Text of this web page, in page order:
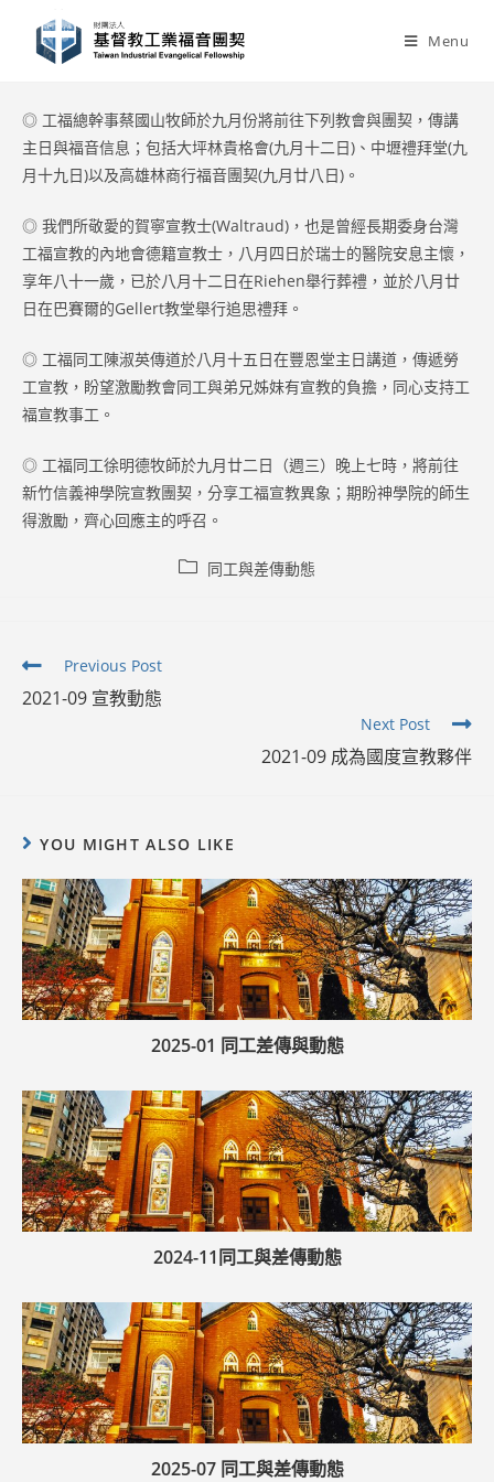
content
Menu
◎ 工福總幹事蔡國山牧師於九月份將前往下列教會與團契，傳講
主日與福音信息；包括大坪林貴格會(九月十二日)、中壢禮拜堂(九
月十九日)以及高雄林商行福音團契(九月廿八日)。
◎ 我們所敬愛的賀寧宣教士(Waltraud)，也是曾經長期委身台灣
工福宣教的內地會德籍宣教士，八月四日於瑞士的醫院安息主懷，
享年八十一歲，已於八月十二日在Riehen舉行葬禮，並於八月廿
日在巴賽爾的Gellert教堂舉行追思禮拜。
◎ 工福同工陳淑英傳道於八月十五日在豐恩堂主日講道，傳遞勞
工宣教，盼望激勵教會同工與弟兄姊妹有宣教的負擔，同心支持工
福宣教事工。
◎ 工福同工徐明德牧師於九月廿二日（週三）晚上七時，將前往
新竹信義神學院宣教團契，分享工福宣教異象；期盼神學院的師生
得激勵，齊心回應主的呼召。
Post 同工與差傳動態
Read
articles
Previous Post
2021-09 宣教動態
Next Post
2021-09 成為國度宣教夥伴
YOU MIGHT ALSO LIKE
2025-01 同工差傳與動態
2024-11同工與差傳動態
2025-07 同工與差傳動態